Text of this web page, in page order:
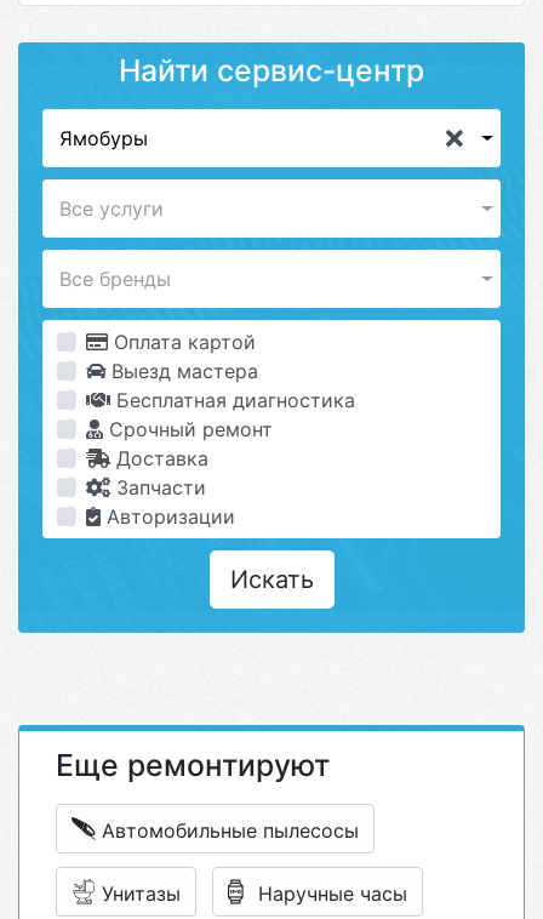
Найти сервис-центр
Ямобуры
Все услуги
Все бренды
Оплата картой
Выезд мастера
Бесплатная диагностика
Срочный ремонт
Доставка
Запчасти
Авторизации
Искать
Еще ремонтируют
Автомобильные пылесосы
Унитазы Наручные часы